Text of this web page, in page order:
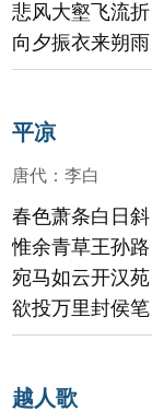
悲风大壑飞流折
向夕振衣来朔
平凉
唐代 ： 李白
春色萧条白日斜
惟余青草王孙路
宛马如云开汉
欲投万里封侯笔
越人歌